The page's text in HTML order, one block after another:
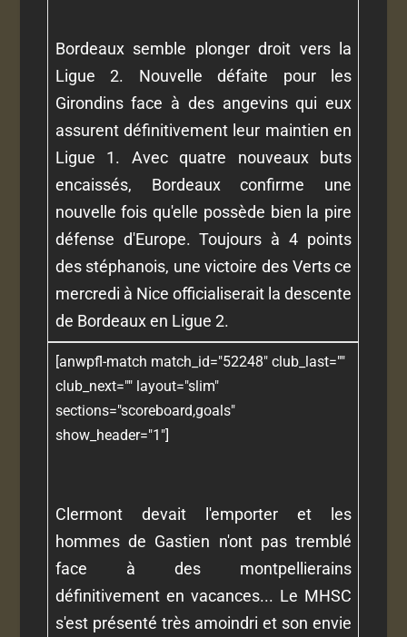
Bordeaux semble plonger droit vers la
Ligue 2. Nouvelle défaite pour les
Girondins face à des angevins qui eux
assurent définitivement leur maintien en
Ligue 1. Avec quatre nouveaux buts
encaissés, Bordeaux confirme une
nouvelle fois qu'elle possède bien la pire
défense d'Europe. Toujours à 4 points
des stéphanois, une victoire des Verts ce
mercredi à Nice officialiserait la descente
de Bordeaux en Ligue 2.
[anwpfl-match match_id="52248" club_last=""
club_next="" layout="slim"
sections="scoreboard,goals"
show_header="1"]
Clermont devait l'emporter et les
hommes de Gastien n'ont pas tremblé
face à des montpellierains
définitivement en vacances... Le MHSC
s'est présenté très amoindri et son envie